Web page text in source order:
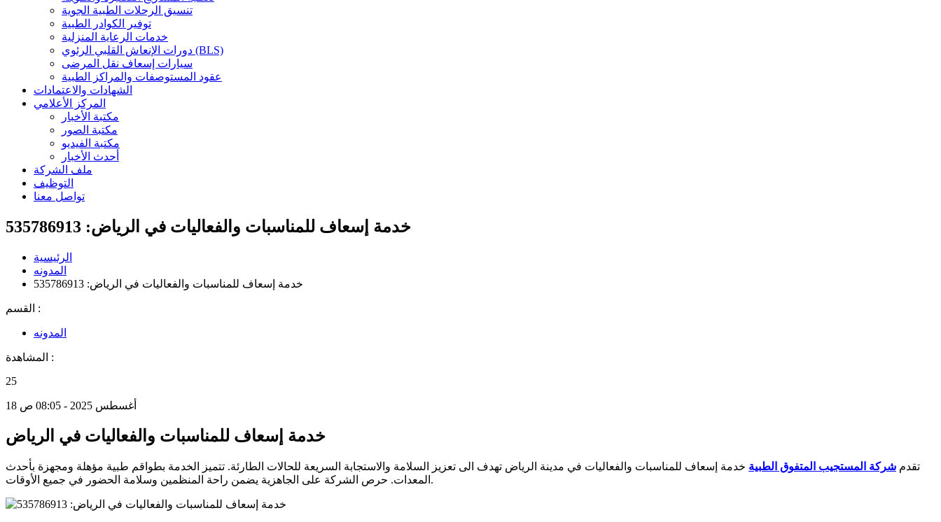
تنسيق الرحلات الطبية الجوية
توفير الكوادر الطبية
خدمات الرعاية المنزلية
دورات الإنعاش القلبي الرئوي (BLS)
سيارات إسعاف نقل المرضى
عقود المستوصفات والمراكز الطبية
الشهادات والاعتمادات
المركز الأعلامي
مكتبة الأخبار
مكتبة الصور
مكتبة الفيديو
أحدث الأخبار
ملف الشركة
التوظيف
تواصل معنا
خدمة إسعاف للمناسبات والفعاليات في الرياض: 535786913
الرئيسية
المدونه
خدمة إسعاف للمناسبات والفعاليات في الرياض: 535786913
القسم :
المدونه
المشاهدة :
25
18 أغسطس 2025 - 08:05 ص
خدمة إسعاف للمناسبات والفعاليات في الرياض
تقدم شركة المستجيب المتفوق الطبية خدمة إسعاف للمناسبات والفعاليات في مدينة الرياض تهدف الى تعزيز السلامة والاستجابة السريعة للحالات الطارئة. تتميز الخدمة بطواقم طبية مؤهلة ومجهزة بأحدث
المعدات. حرص الشركة على الجاهزية يضمن راحة المنظمين وسلامة الحضور في جميع الأوقات.